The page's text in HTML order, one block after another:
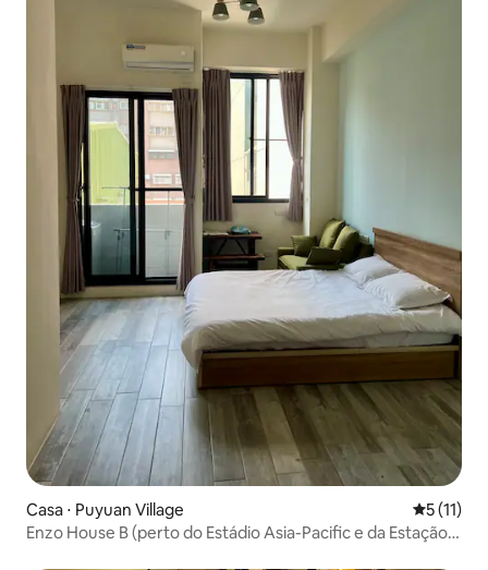
Casa ⋅ Puyuan Village 5 de uma
5 (11)
Enzo House B (perto do Estádio Asia-Pacific e da Estação